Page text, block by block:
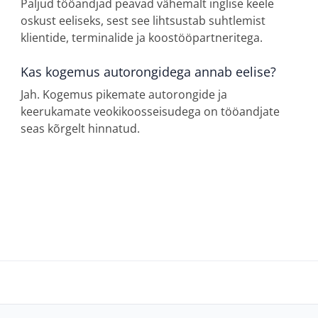
Paljud tööandjad peavad vähemalt inglise keele
oskust eeliseks, sest see lihtsustab suhtlemist
klientide, terminalide ja koostööpartneritega.
Kas kogemus autorongidega annab eelise?
Jah. Kogemus pikemate autorongide ja
keerukamate veokikoosseisudega on tööandjate
seas kõrgelt hinnatud.